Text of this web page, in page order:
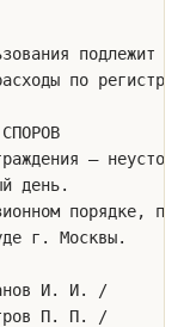
подлежит
по
—
день.
порядке,
г. Москвы.
И. И. /
П. П. /